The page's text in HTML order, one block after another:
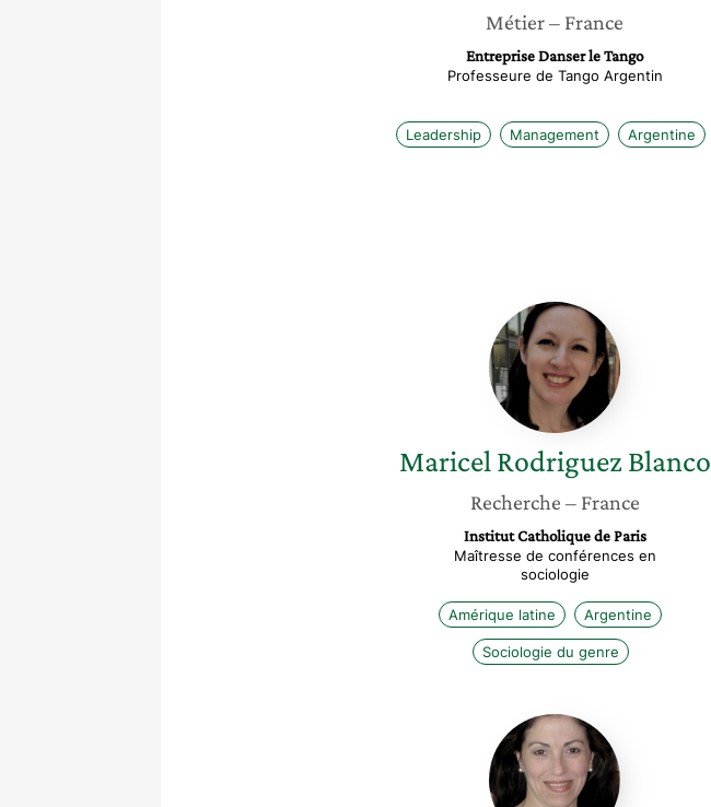
Métier– France
Entreprise Danser le Tango
Professeure de Tango Argentin
Leadership Management Argentine
Maricel
Rodriguez
Blanco
Maricel Rodriguez Blanco
Recherche – France
Institut Catholique de Paris
Maîtresse de conférences en
sociologie
Amérique latine Argentine
Sociologie du genre
Marta
Inés
Waldegaray